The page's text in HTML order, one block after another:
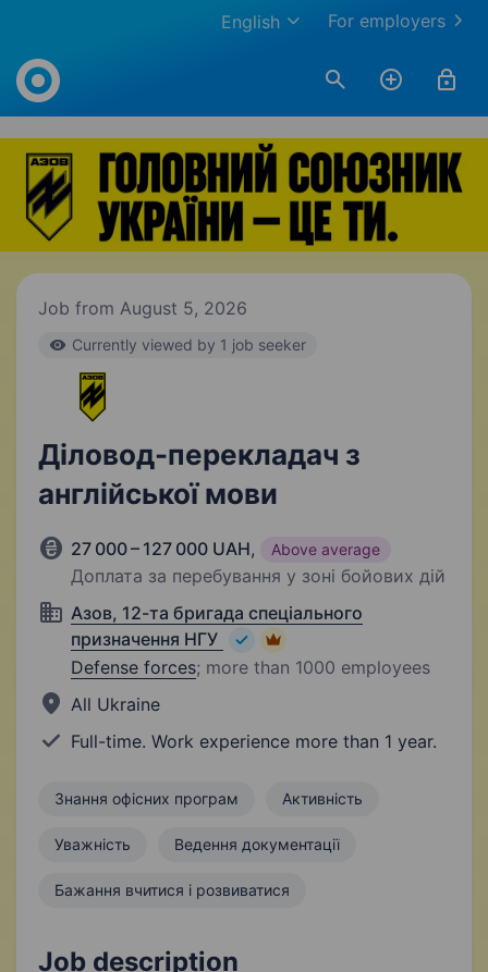
For employers
English
Work.ua
Job from August 5, 2026
Currently viewed by 1 job seeker
Діловод-перекладач з
англійської мови
27 000 – 127 000 UAH, Above average
Доплата за перебування у зоні бойових дій
Азов, 12-та бригада спеціального
призначення НГУ
Defense forces; more than 1000 employees
All Ukraine
Full-time. Work experience more than 1 year.
Знання офісних програм Активність
Уважність Ведення документації
Бажання вчитися і розвиватися
Job description